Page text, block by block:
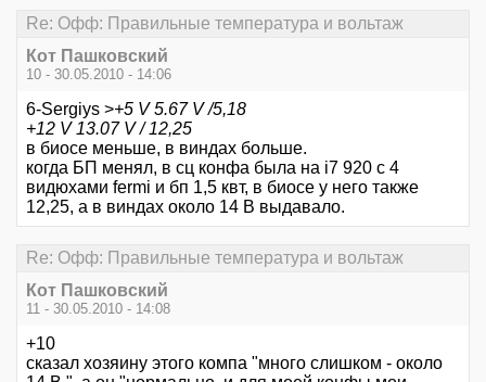
Re: Офф: Правильные температура и вольтаж
Кот Пашковский
10 - 30.05.2010 - 14:06
6-Sergiys >+5 V 5.67 V /5,18
+12 V 13.07 V / 12,25
в биосе меньше, в виндах больше.
когда БП менял, в сц конфа была на i7 920 с 4
видюхами fermi и бп 1,5 квт, в биосе у него также
12,25, а в виндах около 14 В выдавало.
Re: Офф: Правильные температура и вольтаж
Кот Пашковский
11 - 30.05.2010 - 14:08
+10
сказал хозяину этого компа "много слишком - около